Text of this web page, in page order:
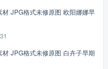
材 JPG格式未修原图 欧阳娜娜早
材 JPG格式未修原图 白卉子早期